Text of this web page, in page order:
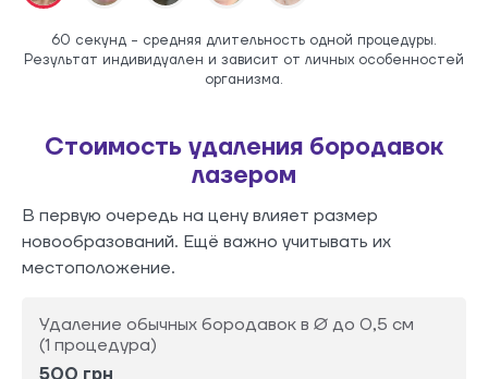
60 секунд - средняя длительность одной процедуры.
Результат индивидуален и зависит от личных особенностей
организма.
Стоимость удаления бородавок
лазером
В первую очередь на цену влияет размер
новообразований. Ещё важно учитывать их
местоположение.
Удаление обычных бородавок в Ø до 0,5 см
(1 процедура)
500 грн